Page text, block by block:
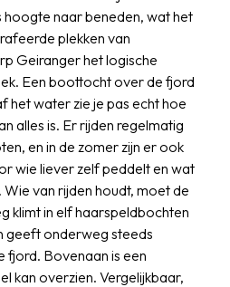
hoogte naar beneden, wat het
plekken van
Geiranger het logische
Een boottocht over de fjord
het water zie je pas echt hoe
alles is. Er rijden regelmatig
en in de zomer zijn er ook
wie liever zelf peddelt en wat
van rijden houdt, moet de
klimt in elf haarspeldbochten
geeft onderweg steeds
fjord. Bovenaan is een
kan overzien. Vergelijkbaar,